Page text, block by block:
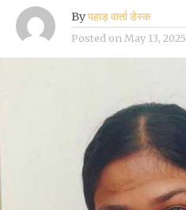
Byपहाड़ वार्ता डेस्क
Posted on May 13, 2025